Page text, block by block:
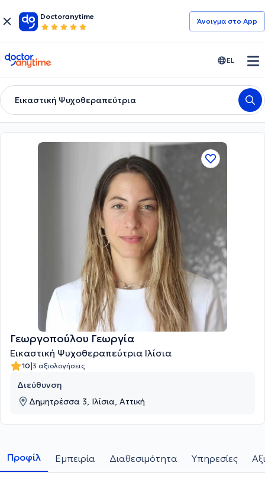
Doctoranytime
Άνοιγμα στο App
doctoranytime EL
Εικαστική Ψυχοθεραπεύτρια
Γεωργοπούλου Γεωργία
Εικαστική Ψυχοθεραπεύτρια Ιλίσια
10|3 αξιολογήσεις
Διεύθυνση
Δημητρέσσα 3, Ιλίσια, Αττική
Προφίλ Εμπειρία Διαθεσιμότητα Υπηρεσίες